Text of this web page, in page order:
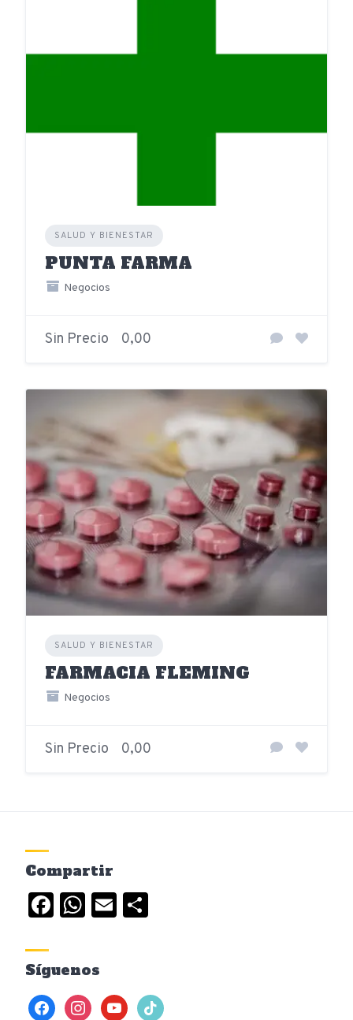
SALUD Y BIENESTAR
PUNTA FARMA
Negocios
Sin Precio 0,00
SALUD Y BIENESTAR
FARMACIA FLEMING
Negocios
Sin Precio 0,00
Compartir
Facebook
WhatsApp
Email
Síguenos
facebookinstagramyoutubetiktok